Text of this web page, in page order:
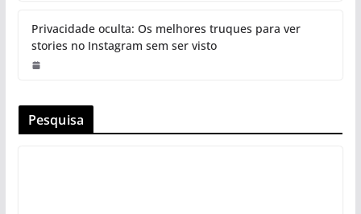
Privacidade oculta: Os melhores truques para ver
stories no Instagram sem ser visto
Pesquisa